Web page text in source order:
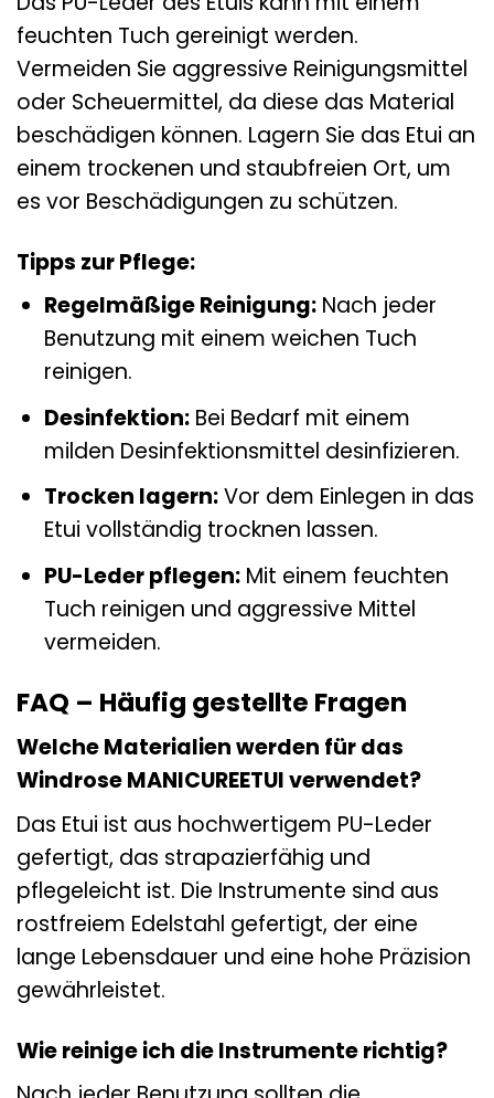
feuchten Tuch gereinigt werden.
Vermeiden Sie aggressive Reinigungsmittel
oder Scheuermittel, da diese das Material
beschädigen können. Lagern Sie das Etui an
einem trockenen und staubfreien Ort, um
es vor Beschädigungen zu schützen.
Tipps zur Pflege:
Regelmäßige Reinigung:Nach jeder
Benutzung mit einem weichen Tuch
reinigen.
Desinfektion:Bei Bedarf mit einem
milden Desinfektionsmittel desinfizieren.
Trocken lagern:Vor dem Einlegen in das
Etui vollständig trocknen lassen.
PU-Leder pflegen:Mit einem feuchten
Tuch reinigen und aggressive Mittel
vermeiden.
FAQ – Häufig gestellte Fragen
Welche Materialien werden für das
Windrose MANICUREETUI verwendet?
Das Etui ist aus hochwertigem PU-Leder
gefertigt, das strapazierfähig und
pflegeleicht ist. Die Instrumente sind aus
rostfreiem Edelstahl gefertigt, der eine
lange Lebensdauer und eine hohe Präzision
gewährleistet.
Wie reinige ich die Instrumente richtig?